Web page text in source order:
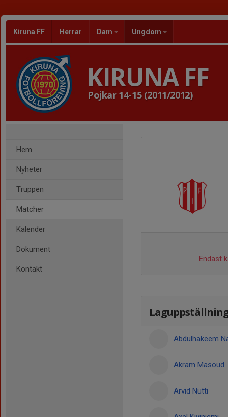
Kiruna FF Herrar Dam Ungdom
KIRUNA FF
Pojkar 14-15 (2011/2012)
Hem
Nyheter
Truppen
Matcher
Kalender
Dokument
Kontakt
Endast
Abdulhakeem
Akram Masoud
Arvid Nutti